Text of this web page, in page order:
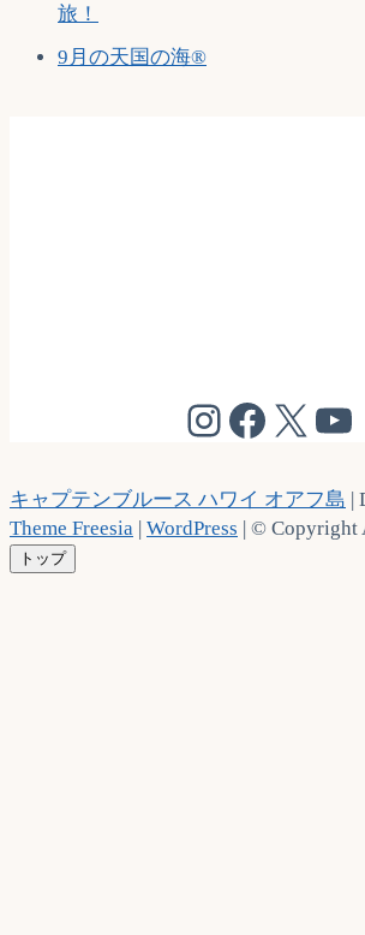
旅！
9月の天国の海®
キャプテンブルース ハワイ オアフ島 |
Theme Freesia | WordPress | © Copyright
トップ